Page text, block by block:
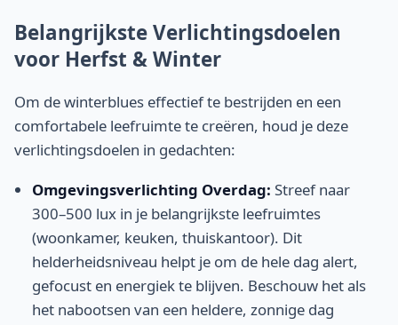
Belangrijkste Verlichtingsdoelen
voor Herfst & Winter
Om de winterblues effectief te bestrijden en een
comfortabele leefruimte te creëren, houd je deze
verlichtingsdoelen in gedachten:
Omgevingsverlichting Overdag: Streef naar
300–500 lux in je belangrijkste leefruimtes
(woonkamer, keuken, thuiskantoor). Dit
helderheidsniveau helpt je om de hele dag alert,
gefocust en energiek te blijven. Beschouw het als
het nabootsen van een heldere, zonnige dag